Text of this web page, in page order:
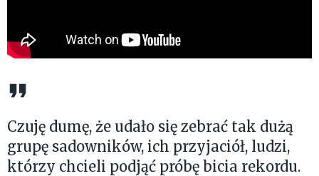
Czuję dumę, że udało się zebrać tak dużą
grupę sadowników, ich przyjaciół, ludzi,
którzy chcieli podjąć próbę bicia rekordu.